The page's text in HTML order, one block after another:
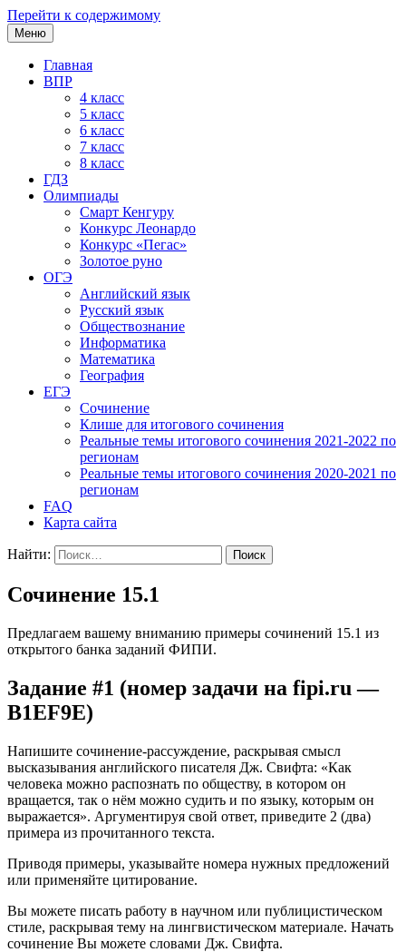
Перейти к содержимому
Меню
Главная
ВПР
4 класс
5 класс
6 класс
7 класс
8 класс
ГДЗ
Олимпиады
Смарт Кенгуру
Конкурс Леонардо
Конкурс «Пегас»
Золотое руно
ОГЭ
Английский язык
Русский язык
Обществознание
Информатика
Математика
География
ЕГЭ
Cочинение
Клише для итогового сочинения
Реальные темы итогового сочинения 2021-2022 по
регионам
Реальные темы итогового сочинения 2020-2021 по
регионам
FAQ
Карта сайта
Найти:
Сочинение 15.1
Предлагаем вашему вниманию примеры сочинений 15.1 из
открытого банка заданий ФИПИ.
Задание #1 (номер задачи на fipi.ru —
B1EF9E)
Напишите сочинение-рассуждение, раскрывая смысл
высказывания английского писателя Дж. Свифта: «Как
человека можно распознать по обществу, в котором он
вращается, так о нём можно судить и по языку, которым он
выражается». Аргументируя свой ответ, приведите 2 (два)
примера из прочитанного текста.
Приводя примеры, указывайте номера нужных предложений
или применяйте цитирование.
Вы можете писать работу в научном или публицистическом
стиле, раскрывая тему на лингвистическом материале. Начать
сочинение Вы можете словами Дж. Свифта.